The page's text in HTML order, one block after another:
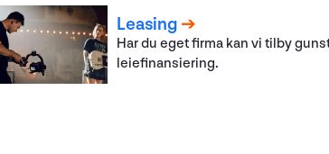
Leasing
Har du eget firma kan vi tilby
leiefinansiering.